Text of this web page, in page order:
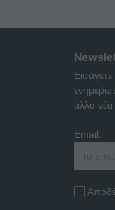
άλλα νέα
Email: